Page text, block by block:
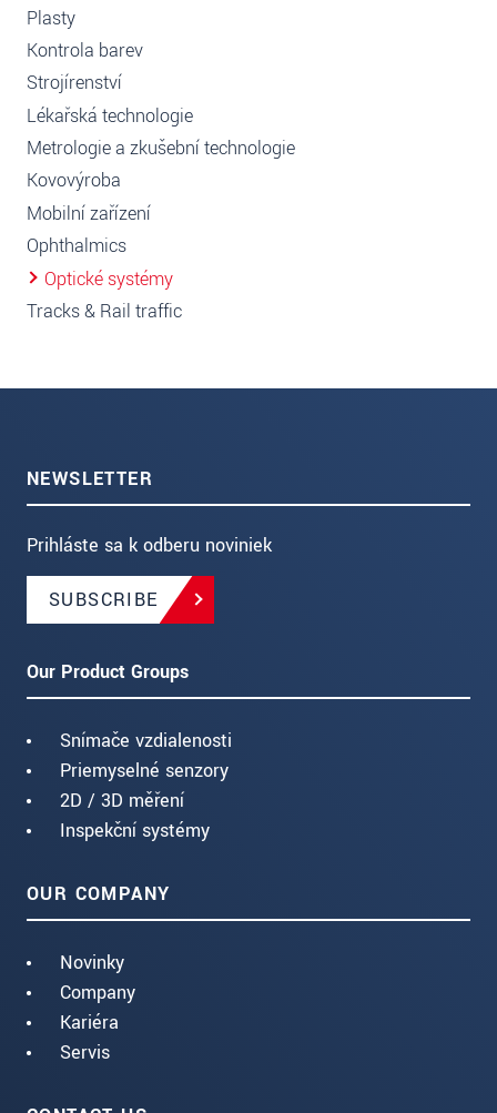
Plasty
Kontrola barev
Strojírenství
Lékařská technologie
Metrologie a zkušební technologie
Kovovýroba
Mobilní zařízení
Ophthalmics
Optické systémy
Tracks & Rail traffic
NEWSLETTER
Prihláste sa k odberu noviniek
SUBSCRIBE
Our Product Groups
Snímače vzdialenosti
Priemyselné senzory
2D / 3D měření
Inspekční systémy
OUR COMPANY
Novinky
Company
Kariéra
Servis